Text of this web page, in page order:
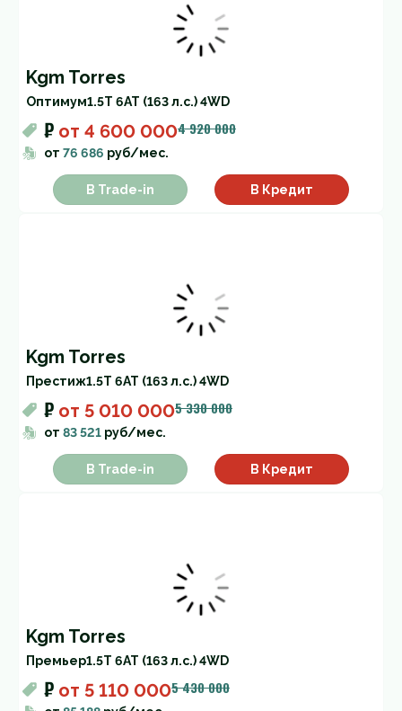
Kgm Torres
Оптимум1.5T 6AT (163 л.с.) 4WD
₽ от 4 600 0004 920 000
от 76 686 руб/мес.
В Trade-in В Кредит
Kgm Torres
Престиж1.5T 6AT (163 л.с.) 4WD
₽ от 5 010 0005 330 000
от 83 521 руб/мес.
В Trade-in В Кредит
Kgm Torres
Премьер1.5T 6AT (163 л.с.) 4WD
₽ от 5 110 0005 430 000